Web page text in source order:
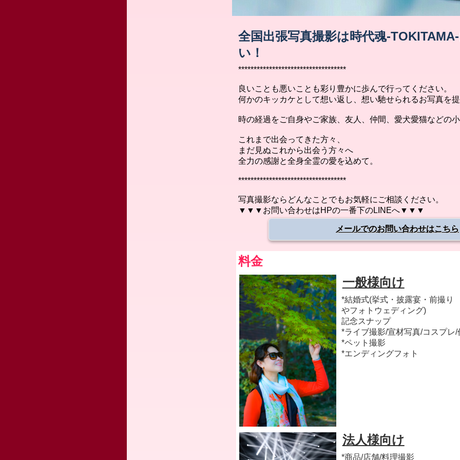
全国出張写真撮影は時代魂-
い！
***********************************
良いことも悪いことも彩り豊かに歩んで行ってください。
何かのキッカケとして想い返し、想い馳せられるお写真を提
時の経過をご自身やご家族、友人、仲間、愛犬愛猫などの小
これまで出会ってきた方々、
まだ見ぬこれから出会う方々へ
全力の感謝と全身全霊の愛を込めて。
***********************************
写真撮影ならどんなことでもお気軽にご相談ください。
▼▼▼お問い合わせはHPの一番下のLINEへ▼▼▼
メールでのお問い合わせはこちら
料金
一般様向け
*結婚式(挙式・披露宴・前撮り
やフォトウェディング)
記念スナップ
*ライブ撮影/宣材写真/コスプレ/
*ペット撮影
*エンディングフォト
法人様向け
*商品/店舗/料理撮影